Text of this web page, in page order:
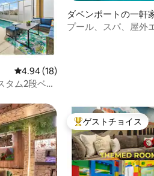
レビュー18件、5つ星中4.94つ星の
4.94 (18)
ム2段ベッ
ダベンポートの一軒
プール、スパ、屋外
大好評のゲストチョ
ゲストチョイス